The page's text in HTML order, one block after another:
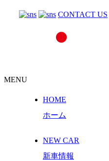
CONTACT US
MENU
HOME
ホーム
NEW CAR
新車情報